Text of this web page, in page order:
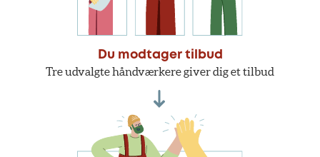
Du modtager tilbud
Tre udvalgte håndværkere giver dig et tilbud